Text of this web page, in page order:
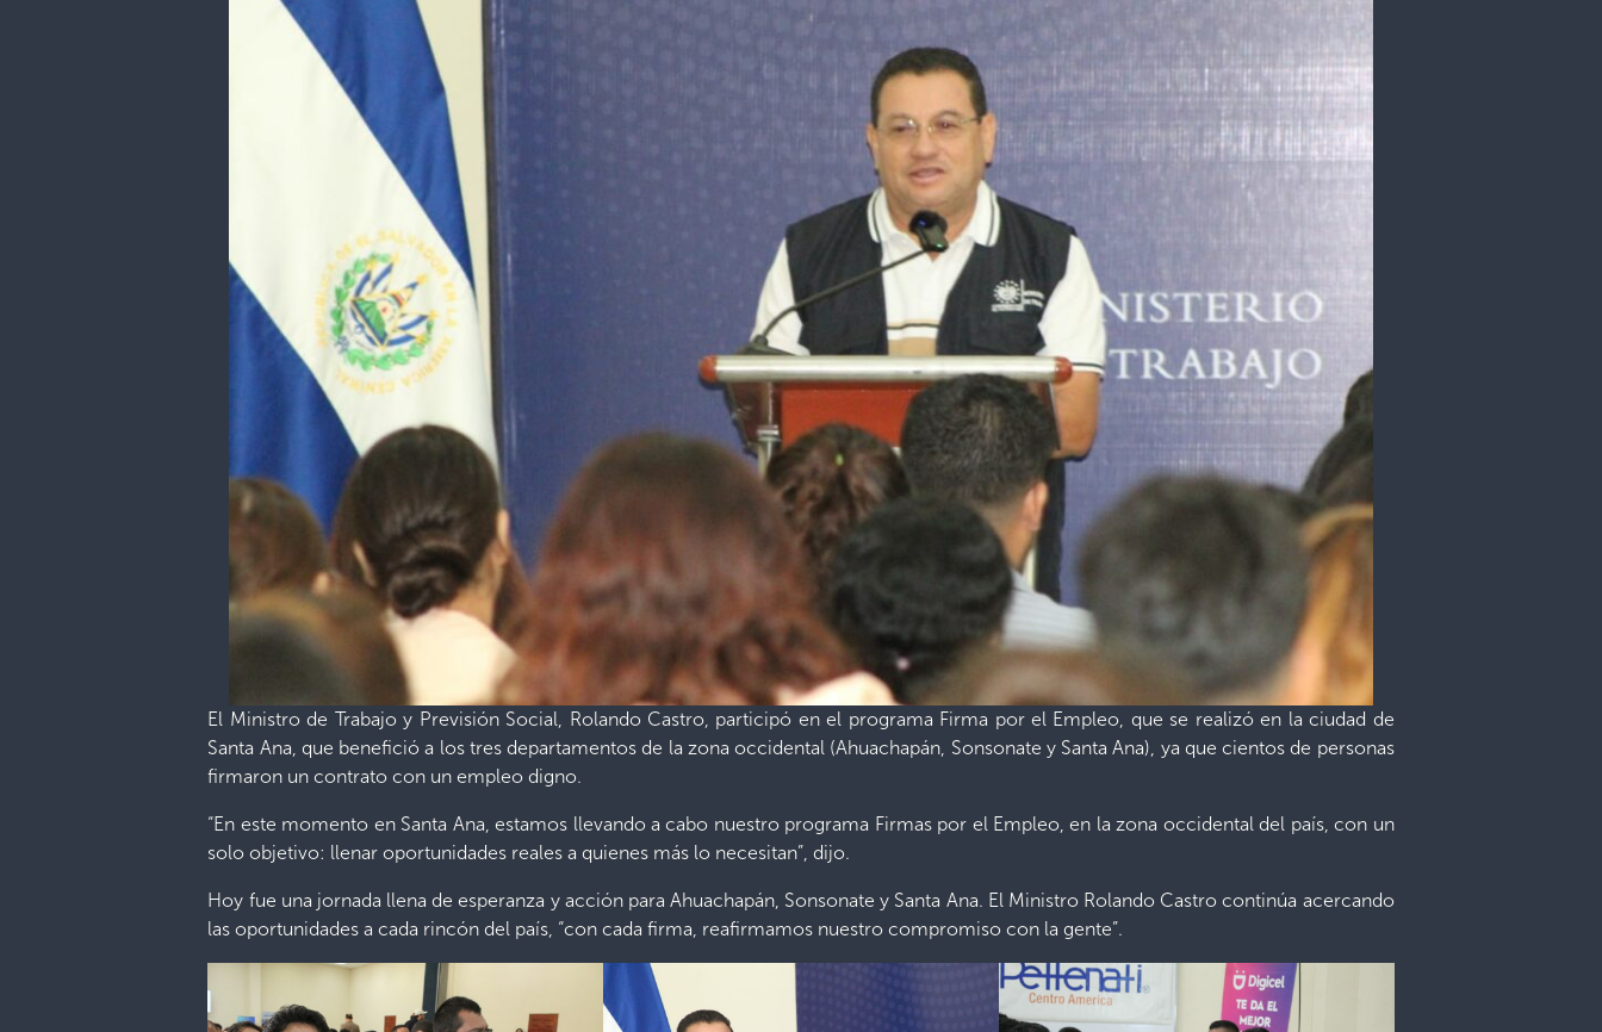
El Ministro de Trabajo y Previsión Social, Rolando Castro, participó en el programa Firma por el Empleo, que se realizó en la ciudad de
Santa Ana, que benefició a los tres departamentos de la zona occidental (Ahuachapán, Sonsonate y Santa Ana), ya que cientos de personas
firmaron un contrato con un empleo digno.
“En este momento en Santa Ana, estamos llevando a cabo nuestro programa Firmas por el Empleo, en la zona occidental del país, con un
solo objetivo: llenar oportunidades reales a quienes más lo necesitan”, dijo.
Hoy fue una jornada llena de esperanza y acción para Ahuachapán, Sonsonate y Santa Ana. El Ministro Rolando Castro continúa acercando
las oportunidades a cada rincón del país, “con cada firma, reafirmamos nuestro compromiso con la gente”.